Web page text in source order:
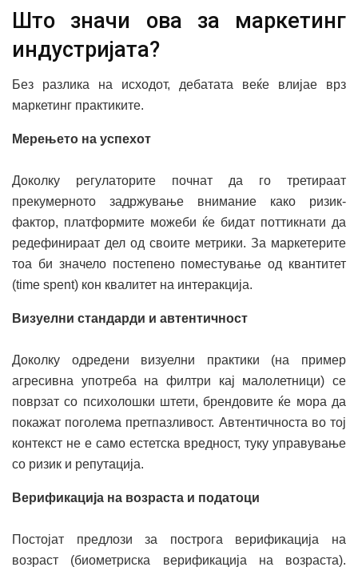
Што значи ова за маркетинг
индустријата?
Без разлика на исходот, дебатата веќе влијае врз
маркетинг практиките.
Мерењето на успехот
Доколку регулаторите почнат да го третираат
прекумерното задржување внимание како ризик-
фактор, платформите можеби ќе бидат поттикнати да
редефинираат дел од своите метрики. За маркетерите
тоа би значело постепено поместување од квантитет
(time spent) кон квалитет на интеракција.
Визуелни стандарди и автентичност
Доколку одредени визуелни практики (на пример
агресивна употреба на филтри кај малолетници) се
поврзат со психолошки штети, брендовите ќе мора да
покажат поголема претпазливост. Автентичноста во тој
контекст не е само естетска вредност, туку управување
со ризик и репутација.
Верификација на возраста и податоци
Постојат предлози за построга верификација на
возраст (биометриска верификација на возраста).